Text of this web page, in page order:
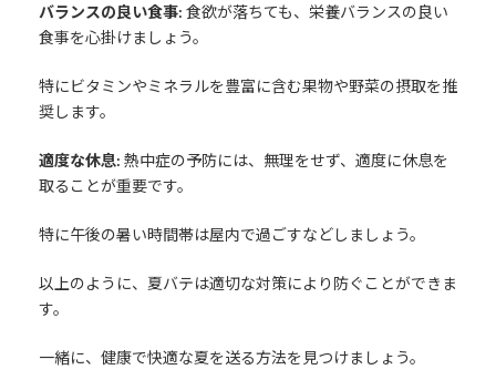
バランスの良い食事: 食欲が落ちても、栄養バランスの良い
食事を心掛けましょう。
特にビタミンやミネラルを豊富に含む果物や野菜の摂取を推
奨します。
適度な休息: 熱中症の予防には、無理をせず、適度に休息を
取ることが重要です。
特に午後の暑い時間帯は屋内で過ごすなどしましょう。
以上のように、夏バテは適切な対策により防ぐことができま
す。
一緒に、健康で快適な夏を送る方法を見つけましょう。